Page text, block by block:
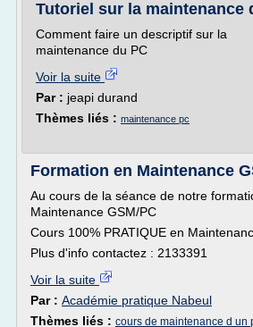
Tutoriel sur la maintenance
Comment faire un descriptif sur la
maintenance du PC
Voir la suite
Par : jeapi durand
Thèmes liés : maintenance pc
Formation en Maintenance
Au cours de la séance de notre
Maintenance GSM/PC
Cours 100% PRATIQUE en
Plus d'info contactez : 2133391
Voir la suite
Par : Académie pratique Nabeul
Thèmes liés : cours de maintenance d un